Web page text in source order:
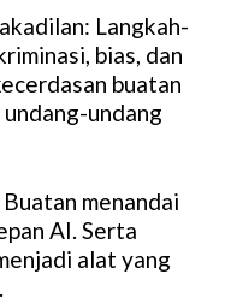
Langkah-
bias, dan
buatan
undang
menandai
AI. Serta
alat yang